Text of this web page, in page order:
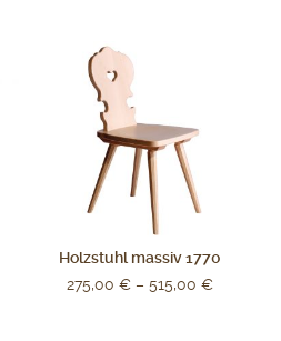
Holzstuhl massiv 1770
275,00€ –515,00€